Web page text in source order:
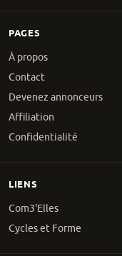
PAGES
À propos
Contact
Devenez annonceurs
Affiliation
Confidentialité
LIENS
Com3'Elles
Cycles et Forme